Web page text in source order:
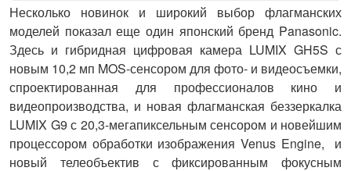
Несколько новинок и широкий выбор флагманских
моделей показал еще один японский бренд Panasonic.
Здесь и гибридная цифровая камера LUMIX GH5S с
новым 10,2 мп MOS-сенсором для фото- и видеосъемки,
спроектированная для профессионалов кино и
видеопроизводства, и новая флагманская беззеркалка
LUMIX G9 с 20,3-мегапиксельным сенсором и новейшим
процессором обработки изображения Venus Engine, и
новый телеобъектив с фиксированным фокусным